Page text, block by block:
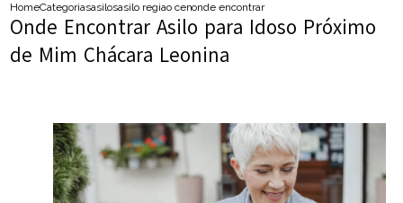
HomeCategoriasasilosasilo regiao centro sulonde encontrar asilo para idoso proximo de
Onde Encontrar Asilo para Idoso Próximo
de Mim Chácara Leonina